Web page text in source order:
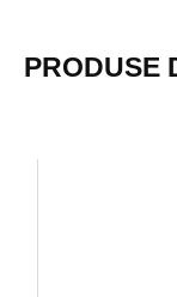
PRODUSE